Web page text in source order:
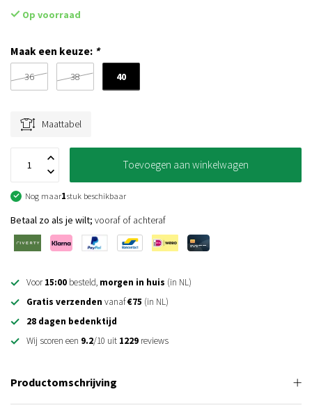
Op voorraad
Maak een keuze: *
36 38 40
Maattabel
Toevoegen aan winkelwagen
Nog maar1stuk beschikbaar
Betaal zo als je wilt; vooraf of achteraf
Voor15:00 besteld, morgen in huis (in NL)
Gratis verzenden vanaf€75 (in NL)
28 dagen bedenktijd
Wij scoren een 9.2/10 uit 1229 reviews
Productomschrijving